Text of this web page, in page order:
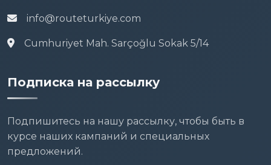
info@routeturkiye.com
Cumhuriyet Mah. Sarçoğlu Sokak 5/14
Подписка на рассылку
Подпишитесь на нашу рассылку, чтобы быть в
курсе наших кампаний и специальных
предложений.